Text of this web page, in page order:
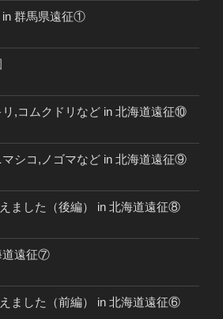
in 群馬県遠征①
,コムクドリなど in 北海道遠征⑩
シコ,ノゴマなど in 北海道遠征⑨
ました（後編） in 北海道遠征⑧
道遠征⑦
ました（前編） in 北海道遠征⑥